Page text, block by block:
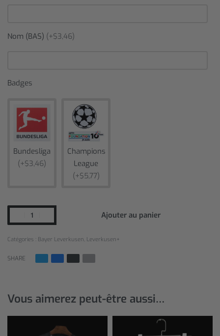
Nom (BAS) (+$3,46)
Badges
Bundesliga
(+$3,46)
Champions
League
(+$5,77)
Ajouter au panier
Catégories : Bayer Leverkusen Leverkusen+
SHARE
Vous aimerez peut-être aussi…